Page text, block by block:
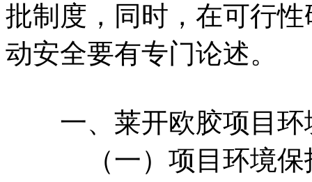
批制度，同时，在可行
动安全要有专门论述。
一、莱开欧胶项目环
（一）项目环境保